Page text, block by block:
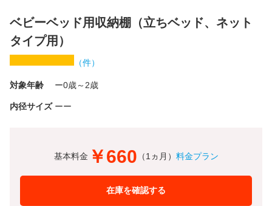
ベビーベッド用収納棚（立ちベッド、ネット
タイプ用）
（件）
対象年齢 0歳～2歳
内径サイズ ー
基本料金 ￥660 （1ヵ月） 料金プラン
在庫を確認する